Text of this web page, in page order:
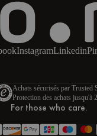
InstagramLinkedin
Achats sécurisés par Trusted
Protection des achats jusqu'à
For those who care.